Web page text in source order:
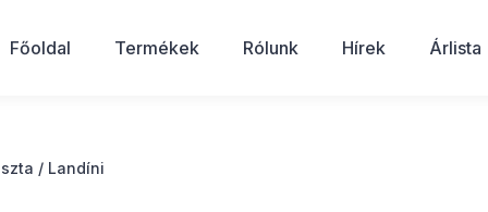
Főoldal Termékek Rólunk Hírek Árlista
/ Landíni